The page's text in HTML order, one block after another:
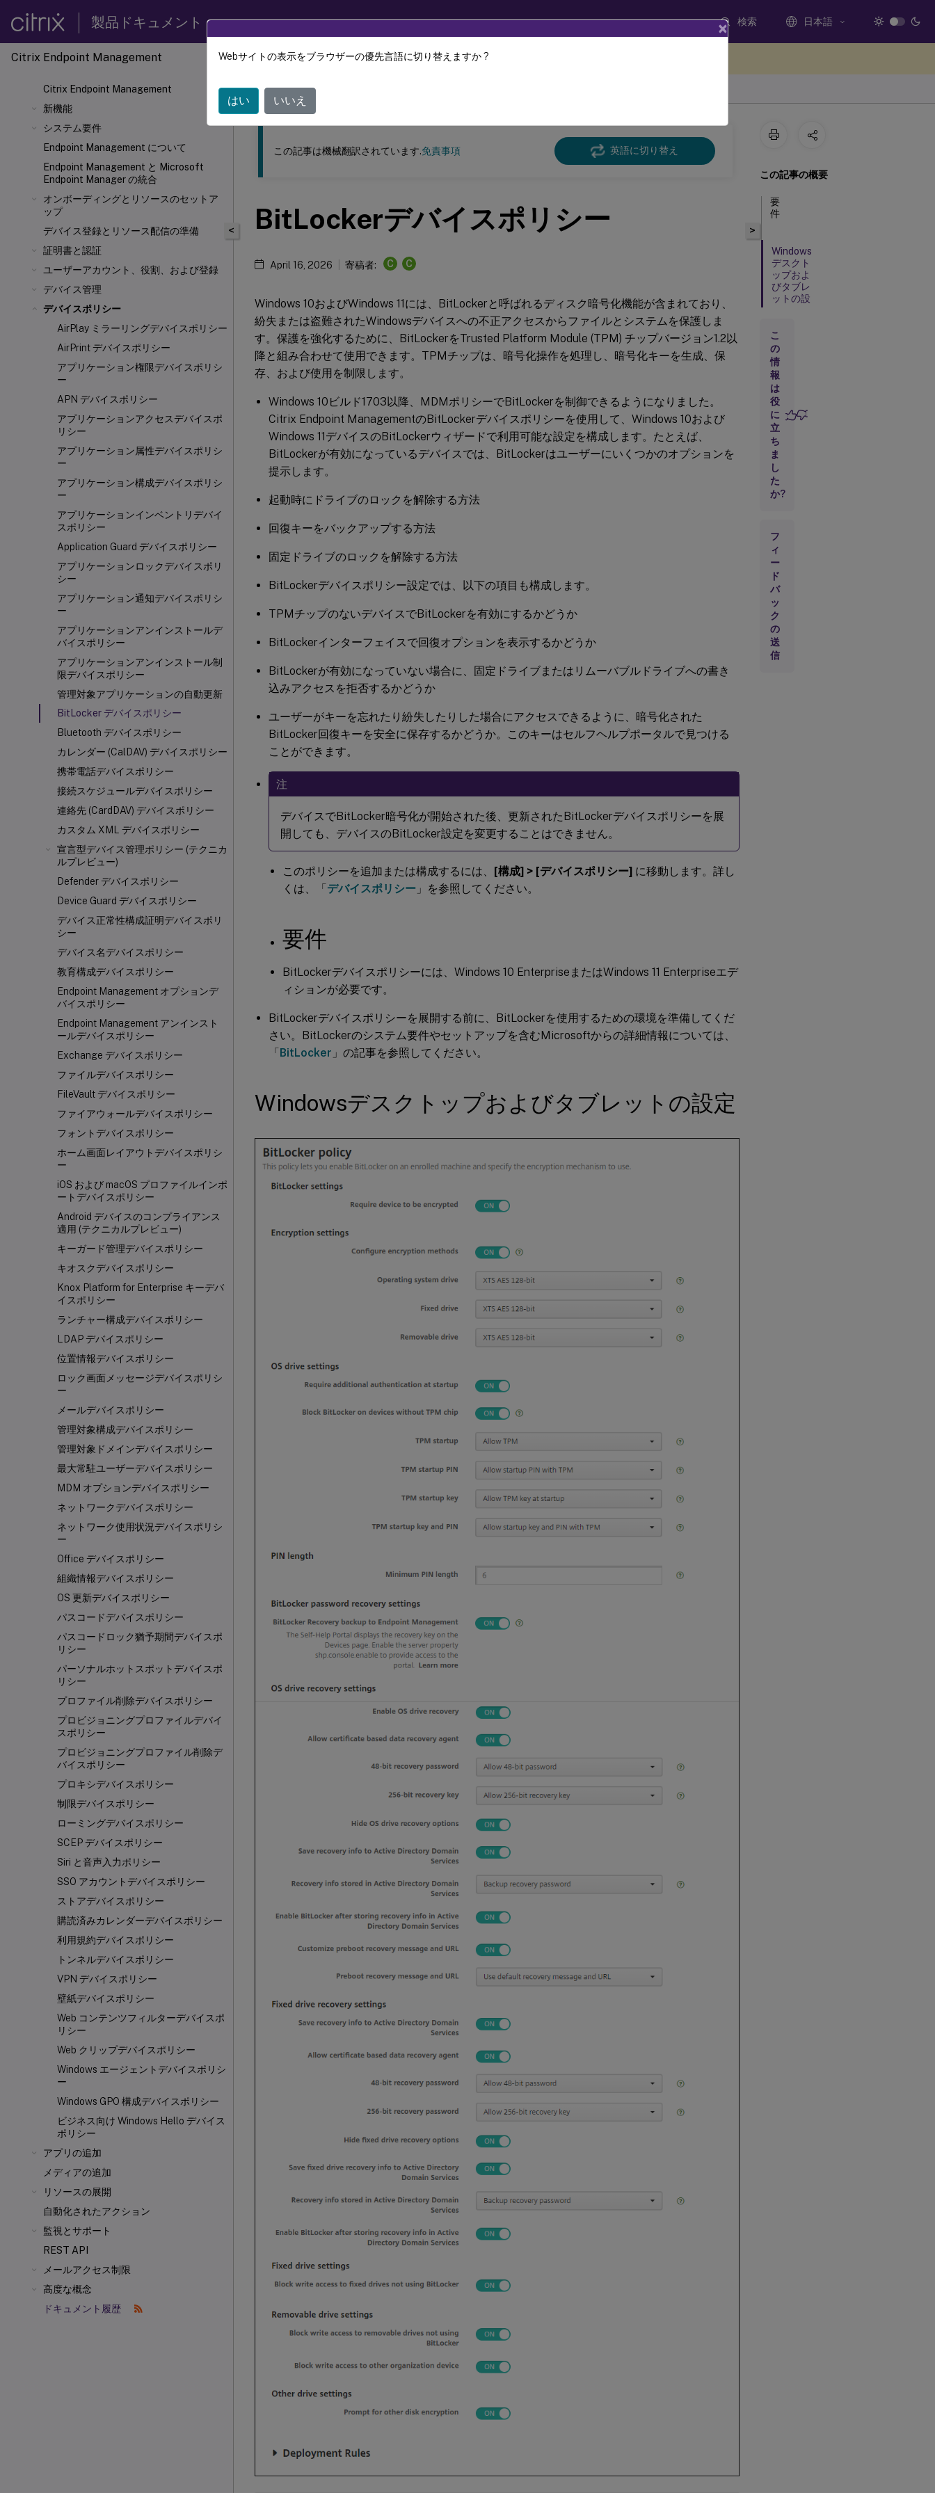
製品ドキュメント 検索 日本語
Citrix Endpoint Management
Citrix Endpoint Management
新機能
システム要件
Endpoint Management について
Endpoint Management と Microsoft
Endpoint Manager の統合
オンボーディングとリソースのセットア
ップ
デバイス登録とリソース配信の準備
証明書と認証
ユーザーアカウント、役割、および登録
デバイス管理
デバイスポリシー
AirPlay ミラーリングデバイスポリシー
AirPrint デバイスポリシー
アプリケーション権限デバイスポリシ
ー
APN デバイスポリシー
アプリケーションアクセスデバイスポ
リシー
アプリケーション属性デバイスポリシ
ー
アプリケーション構成デバイスポリシ
ー
アプリケーションインベントリデバイ
スポリシー
Application Guard デバイスポリシー
アプリケーションロックデバイスポリ
シー
アプリケーション通知デバイスポリシ
ー
アプリケーションアンインストールデ
バイスポリシー
アプリケーションアンインストール制
限デバイスポリシー
管理対象アプリケーションの自動更新
BitLocker デバイスポリシー
Bluetooth デバイスポリシー
カレンダー (CalDAV) デバイスポリシー
携帯電話デバイスポリシー
接続スケジュールデバイスポリシー
連絡先 (CardDAV) デバイスポリシー
カスタム XML デバイスポリシー
宣言型デバイス管理ポリシー (テクニカ
ルプレビュー)
Defender デバイスポリシー
Device Guard デバイスポリシー
デバイス正常性構成証明デバイスポリ
シー
デバイス名デバイスポリシー
教育構成デバイスポリシー
Endpoint Management オプションデ
バイスポリシー
Endpoint Management アンインスト
ールデバイスポリシー
Exchange デバイスポリシー
ファイルデバイスポリシー
FileVault デバイスポリシー
ファイアウォールデバイスポリシー
フォントデバイスポリシー
ホーム画面レイアウトデバイスポリシ
ー
iOS および macOS プロファイルインポ
ートデバイスポリシー
Android デバイスのコンプライアンス
適用 (テクニカルプレビュー)
キーガード管理デバイスポリシー
キオスクデバイスポリシー
Knox Platform for Enterprise キーデバ
イスポリシー
ランチャー構成デバイスポリシー
LDAP デバイスポリシー
位置情報デバイスポリシー
ロック画面メッセージデバイスポリシ
ー
メールデバイスポリシー
管理対象構成デバイスポリシー
管理対象ドメインデバイスポリシー
最大常駐ユーザーデバイスポリシー
MDM オプションデバイスポリシー
ネットワークデバイスポリシー
ネットワーク使用状況デバイスポリシ
ー
Office デバイスポリシー
組織情報デバイスポリシー
OS 更新デバイスポリシー
パスコードデバイスポリシー
パスコードロック猶予期間デバイスポ
リシー
パーソナルホットスポットデバイスポ
リシー
プロファイル削除デバイスポリシー
プロビジョニングプロファイルデバイ
スポリシー
プロビジョニングプロファイル削除デ
バイスポリシー
プロキシデバイスポリシー
制限デバイスポリシー
ローミングデバイスポリシー
SCEP デバイスポリシー
Siri と音声入力ポリシー
SSO アカウントデバイスポリシー
ストアデバイスポリシー
購読済みカレンダーデバイスポリシー
利用規約デバイスポリシー
トンネルデバイスポリシー
VPN デバイスポリシー
壁紙デバイスポリシー
Web コンテンツフィルターデバイスポ
リシー
Web クリップデバイスポリシー
Windows エージェントデバイスポリシ
ー
Windows GPO 構成デバイスポリシー
ビジネス向け Windows Hello デバイス
ポリシー
アプリの追加
メディアの追加
リソースの展開
自動化されたアクション
監視とサポート
REST API
メールアクセス制限
高度な概念
ドキュメント履歴
このコンテンツは動的に機械翻訳されています。
Citrix Endpoint Management
<
この記事は機械翻訳されています.免責事項 英語に切り替え
BitLockerデバイスポリシー
April 16, 2026 寄稿者: C C
Windows 10およびWindows 11には、BitLockerと呼ばれるディスク暗号化機能が含まれており、
紛失または盗難されたWindowsデバイスへの不正アクセスからファイルとシステムを保護しま
す。保護を強化するために、BitLockerをTrusted Platform Module (TPM) チップバージョン1.2以
降と組み合わせて使用できます。TPMチップは、暗号化操作を処理し、暗号化キーを生成、保
存、および使用を制限します。
Windows 10ビルド1703以降、MDMポリシーでBitLockerを制御できるようになりました。
Citrix Endpoint ManagementのBitLockerデバイスポリシーを使用して、Windows 10および
Windows 11デバイスのBitLockerウィザードで利用可能な設定を構成します。たとえば、
BitLockerが有効になっているデバイスでは、BitLockerはユーザーにいくつかのオプションを
提示します。
起動時にドライブのロックを解除する方法
回復キーをバックアップする方法
固定ドライブのロックを解除する方法
BitLockerデバイスポリシー設定では、以下の項目も構成します。
TPMチップのないデバイスでBitLockerを有効にするかどうか
BitLockerインターフェイスで回復オプションを表示するかどうか
BitLockerが有効になっていない場合に、固定ドライブまたはリムーバブルドライブへの書き
込みアクセスを拒否するかどうか
ユーザーがキーを忘れたり紛失したりした場合にアクセスできるように、暗号化された
BitLocker回復キーを安全に保存するかどうか。このキーはセルフヘルプポータルで見つける
ことができます。
注
デバイスでBitLocker暗号化が開始された後、更新されたBitLockerデバイスポリシーを展
開しても、デバイスのBitLocker設定を変更することはできません。
このポリシーを追加または構成するには、 [構成] > [デバイスポリシー] に移動します。詳し
くは、「デバイスポリシー 」を参照してください。
要件
BitLockerデバイスポリシーには、Windows 10 EnterpriseまたはWindows 11 Enterpriseエデ
ィションが必要です。
BitLockerデバイスポリシーを展開する前に、BitLockerを使用するための環境を準備してくだ
さい。BitLockerのシステム要件やセットアップを含むMicrosoftからの詳細情報については、
「BitLocker 」の記事を参照してください。
Windowsデスクトップおよびタブレットの設定
>
この記事の概要
要
件
Windows
デスクト
ップおよ
びタブレ
ットの設
こ
の
情
報
は
役
に
立
ち
ま
し
た
か?
フ
ィ
ー
ド
バ
ッ
ク
の
送
信
×
Webサイトの表示をブラウザーの優先言語に切り替えますか ?
はい いいえ